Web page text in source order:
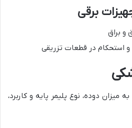
و براق
و استحکام در قطعات تزریقی
دوده، نوع پلیمر پایه و کاربرد،